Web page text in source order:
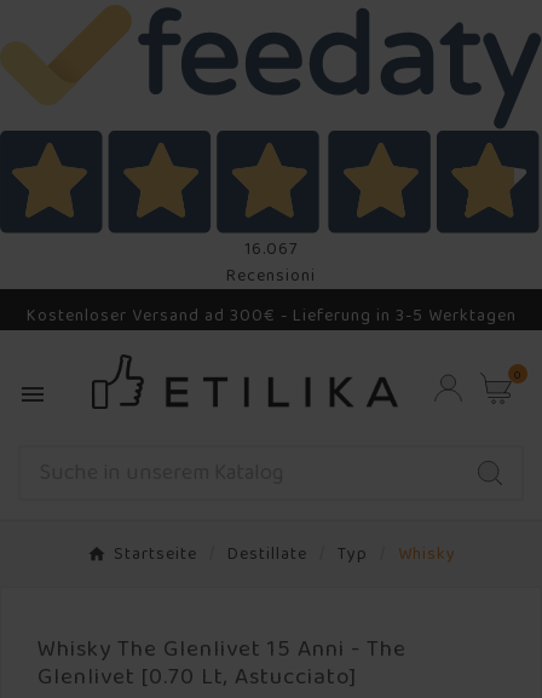
16.067
Recensioni
Kostenloser Versand ad 300€ - Lieferung in 3-5 Werktagen

0
Startseite Destillate Typ Whisky
Whisky The Glenlivet 15 Anni - The
Glenlivet [0.70 Lt, Astucciato]